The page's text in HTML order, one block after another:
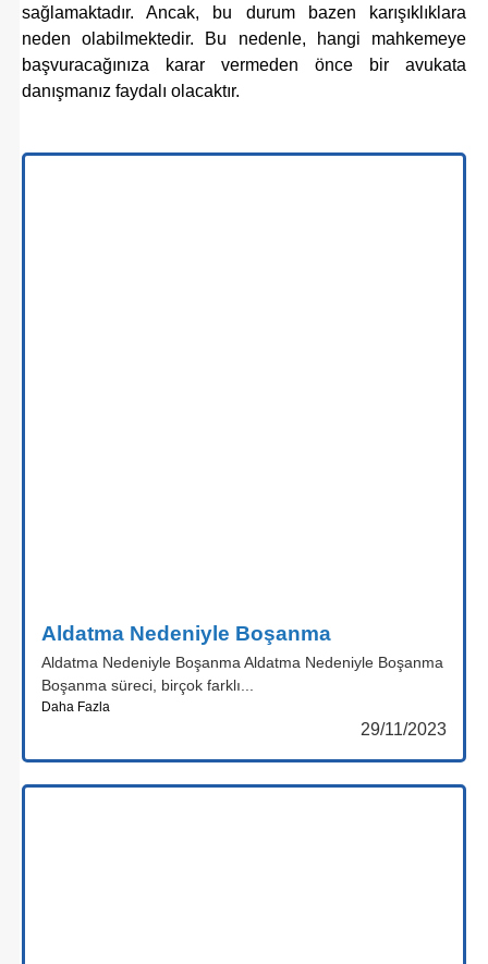
sağlamaktadır. Ancak, bu durum bazen karışıklıklara
neden olabilmektedir. Bu nedenle, hangi mahkemeye
başvuracağınıza karar vermeden önce bir avukata
danışmanız faydalı olacaktır.
Aldatma Nedeniyle Boşanma
Aldatma Nedeniyle Boşanma Aldatma Nedeniyle Boşanma
Boşanma süreci, birçok farklı...
Daha Fazla
29/11/2023